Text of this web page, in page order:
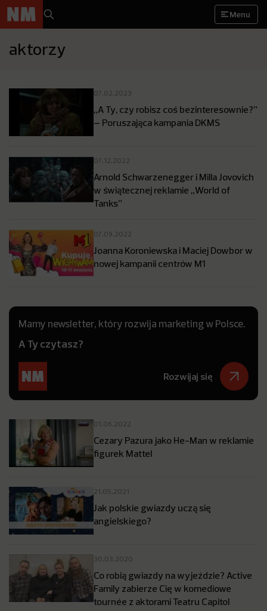
Menu
aktorzy
07.02.2023
„A Ty, czy robisz coś bezinteresownie?”
– Poruszająca kampania DKMS
07.12.2022
Arnold Schwarzenegger i Milla Jovovich
w świątecznej reklamie „World of
Tanks”
07.09.2022
Joanna Koroniewska i Maciej Dowbor w
nowej kampanii centrów M1
Mamy newsletter, który rozwija marketing w Polsce.
A Ty czytasz?
Rozwijaj się
01.06.2022
Cezary Pazura jako He-Man w reklamie
figurek Mattel
21.05.2021
Jak polskie gwiazdy uczą się
angielskiego?
30.03.2020
Co robią gwiazdy na wyjeździe? Active
Family zabierze Cię w komediowe
tournée z aktorami Teatru Capitol